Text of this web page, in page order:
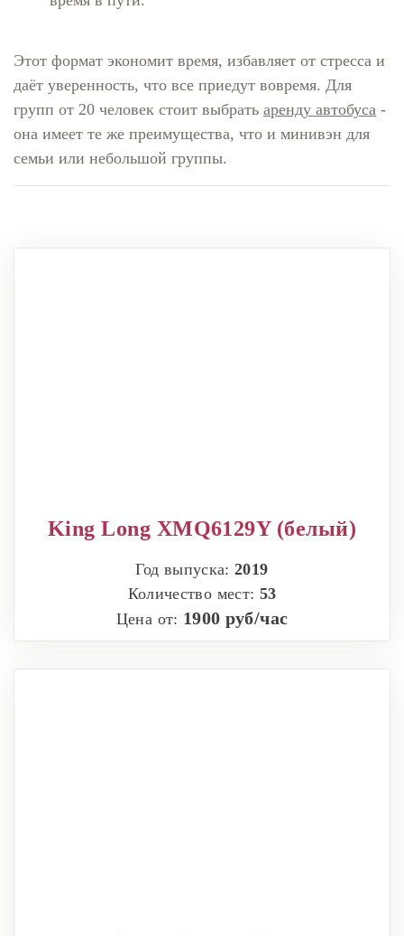
Этот формат экономит время, избавляет от стресса и
даёт уверенность, что все приедут вовремя. Для
групп от 20 человек стоит выбрать аренду автобуса -
она имеет те же преимущества, что и минивэн для
семьи или небольшой группы.
King Long XMQ6129Y (белый)
Год выпуска:2019
Количество мест: 53
Цена от: 1900 руб/час